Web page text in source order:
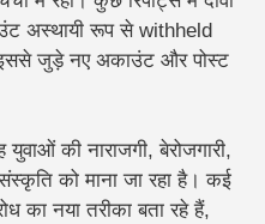
अस्थायी रूप से withheld
इससे जुड़े नए अकाउंट और पोस्ट
की नाराजगी, बेरोजगारी,
को माना जा रहा है। कई
का नया तरीका बता रहे हैं,